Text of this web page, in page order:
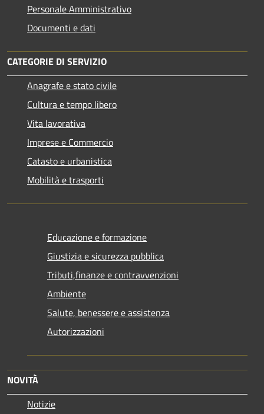
Personale Amministrativo
Documenti e dati
CATEGORIE DI SERVIZIO
Anagrafe e stato civile
Cultura e tempo libero
Vita lavorativa
Imprese e Commercio
Catasto e urbanistica
Mobilità e trasporti
Educazione e formazione
Giustizia e sicurezza pubblica
Tributi,finanze e contravvenzioni
Ambiente
Salute, benessere e assistenza
Autorizzazioni
NOVITÀ
Notizie